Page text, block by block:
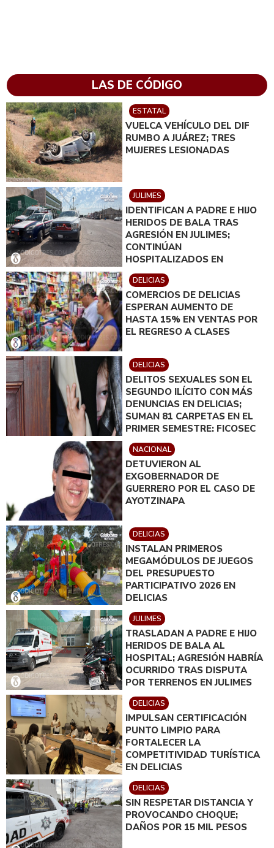
LAS DE CÓDIGO
ESTATAL
VUELCA VEHÍCULO DEL DIF
RUMBO A JUÁREZ; TRES
MUJERES LESIONADAS
JULIMES
IDENTIFICAN A PADRE E HIJO
HERIDOS DE BALA TRAS
AGRESIÓN EN JULIMES;
CONTINÚAN
HOSPITALIZADOS EN
DELICIAS
DELICIAS
COMERCIOS DE DELICIAS
ESPERAN AUMENTO DE
HASTA 15% EN VENTAS POR
EL REGRESO A CLASES
DELICIAS
DELITOS SEXUALES SON EL
SEGUNDO ILÍCITO CON MÁS
DENUNCIAS EN DELICIAS;
SUMAN 81 CARPETAS EN EL
PRIMER SEMESTRE: FICOSEC
NACIONAL
DETUVIERON AL
EXGOBERNADOR DE
GUERRERO POR EL CASO DE
AYOTZINAPA
DELICIAS
INSTALAN PRIMEROS
MEGAMÓDULOS DE JUEGOS
DEL PRESUPUESTO
PARTICIPATIVO 2026 EN
DELICIAS
JULIMES
TRASLADAN A PADRE E HIJO
HERIDOS DE BALA AL
HOSPITAL; AGRESIÓN HABRÍA
OCURRIDO TRAS DISPUTA
POR TERRENOS EN JULIMES
DELICIAS
IMPULSAN CERTIFICACIÓN
PUNTO LIMPIO PARA
FORTALECER LA
COMPETITIVIDAD TURÍSTICA
EN DELICIAS
DELICIAS
SIN RESPETAR DISTANCIA Y
PROVOCANDO CHOQUE;
DAÑOS POR 15 MIL PESOS